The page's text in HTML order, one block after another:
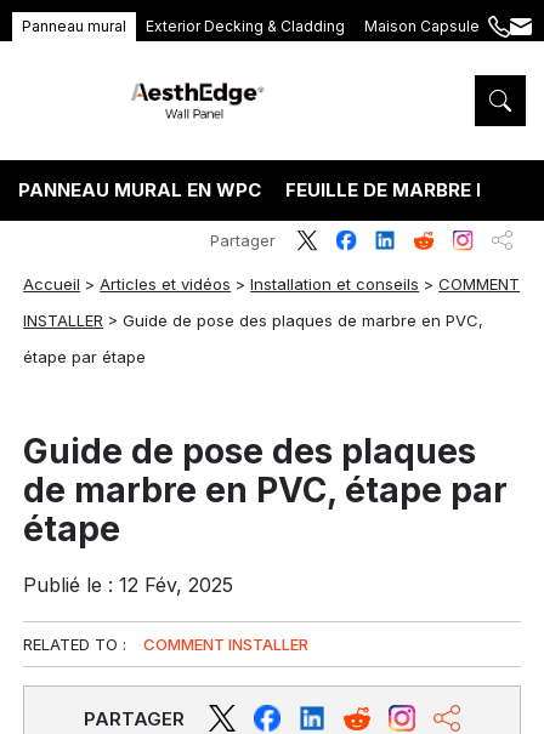
Panneau mural Exterior Decking & Cladding Maison Capsule
+86
5575
PANNEAU MURAL EN WPC FEUILLE DE MARBRE PVC
Accueil >Articles et vidéos >Installation et conseils >COMMENT
INSTALLER >Guide de pose des plaques de marbre en PVC,
étape par étape
Partager
Guide de pose des plaques
de marbre en PVC, étape par
étape
Publié le : 12 Fév, 2025
RELATED TO : COMMENT INSTALLER
PARTAGER